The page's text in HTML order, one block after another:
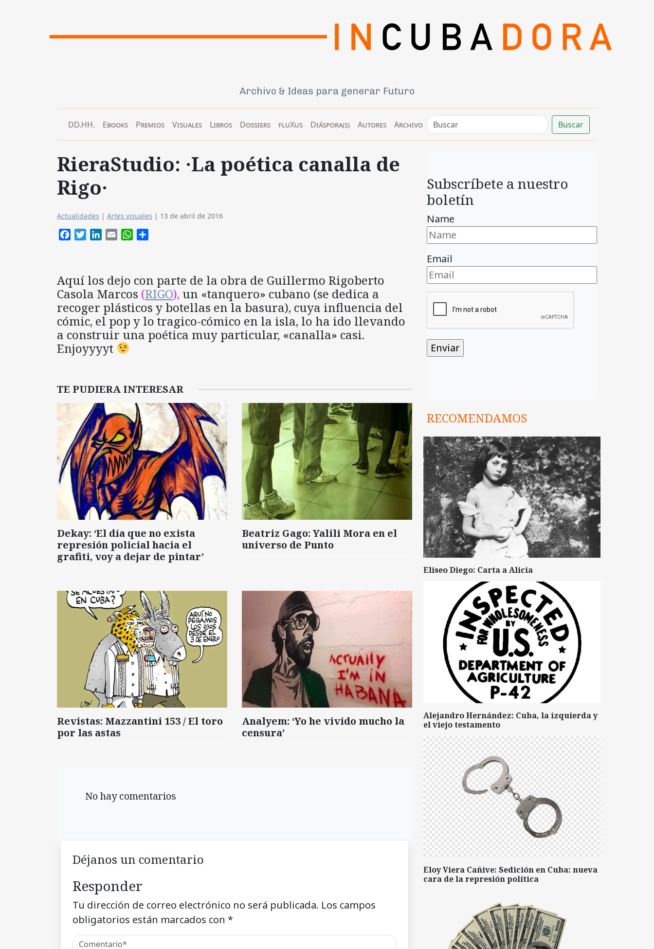
Archivo & Ideas para generar Futuro
DD.HH. Ebooks Premios Visuales Libros Dossiers fluXus Diáspora(s) Autores Archivo Buscar
RieraStudio: ·La poética canalla de
Rigo·
Actualidades | Artes visuales | 13 de abril de 2016
FacebookTwitterLinkedIn
Email WhatsApp
Aquí los dejo con parte de la obra de Guillermo Rigoberto
Casola Marcos (RIGO), un «tanquero» cubano (se dedica a
recoger plásticos y botellas en la basura), cuya influencia del
cómic, el pop y lo tragico-cómico en la isla, lo ha ido llevando
a construir una poética muy particular, «canalla» casi.
Enjoyyyyt
TE PUDIERA INTERESAR
Dekay: ‘El día que no exista
represión policial hacia el
grafiti, voy a dejar de pintar’
Beatriz Gago: Yalili Mora en el
universo de Punto
Revistas: Mazzantini 153 / El toro
por las astas
Analyem: ‘Yo he vivido mucho la
censura’
No hay comentarios
Déjanos un comentario
Responder
Tu dirección de correo electrónico no será publicada. Los campos
obligatorios están marcados con *
Subscríbete a nuestro
boletín
Name
Email
RECOMENDAMOS
Eliseo Diego: Carta a Alicia
Alejandro Hernández: Cuba, la izquierda y
el viejo testamento
Eloy Viera Cañive: Sedición en Cuba: nueva
cara de la represión política